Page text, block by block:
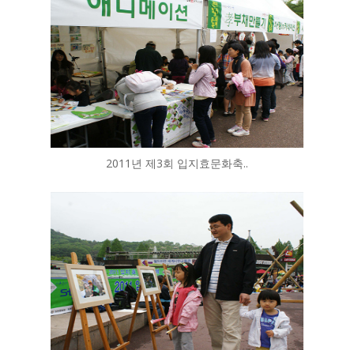
2011년 제3회 입지효문화축..